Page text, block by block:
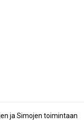
ja Simojen toimintaan